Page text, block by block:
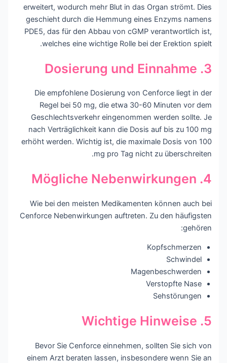
erweitert, wodurch mehr Blut in das Organ strömt. Dies
geschieht durch die Hemmung eines Enzyms namens
PDE5, das für den Abbau von cGMP verantwortlich ist,
welches eine wichtige Rolle bei der Erektion spielt.
3. Dosierung und Einnahme
Die empfohlene Dosierung von Cenforce liegt in der
Regel bei 50 mg, die etwa 30-60 Minuten vor dem
Geschlechtsverkehr eingenommen werden sollte. Je
nach Verträglichkeit kann die Dosis auf bis zu 100 mg
erhöht werden. Wichtig ist, die maximale Dosis von 100
mg pro Tag nicht zu überschreiten.
4. Mögliche Nebenwirkungen
Wie bei den meisten Medikamenten können auch bei
Cenforce Nebenwirkungen auftreten. Zu den häufigsten
gehören:
Kopfschmerzen
Schwindel
Magenbeschwerden
Verstopfte Nase
Sehstörungen
5. Wichtige Hinweise
Bevor Sie Cenforce einnehmen, sollten Sie sich von
einem Arzt beraten lassen, insbesondere wenn Sie an